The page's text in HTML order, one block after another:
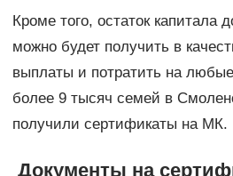
Кроме того, остаток капитала
можно будет получить в
выплаты и потратить на
более 9 тысяч семей в
получили сертификаты на МК.
Документы на